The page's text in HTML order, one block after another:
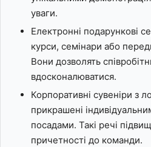
уваги.
Електронні подарункові
курси, семінари або
Вони дозволять
вдосконалюватися.
Корпоративні сувеніри з
прикрашені
посадами. Такі речі
причетності до команди.